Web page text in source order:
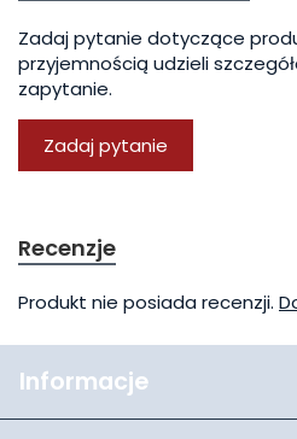
Zadaj pytanie dotyczące
przyjemnością udzieli
zapytanie.
Zadaj pytanie
Recenzje
Produkt nie posiada recenzji.
Informacje